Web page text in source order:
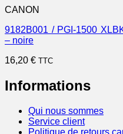
CANON
9182B001 / PGI-1500
– noire
16,20 € TTC
Informations
Qui nous sommes
Service client
Politique de retours